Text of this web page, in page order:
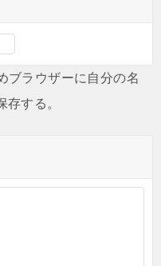
ブラウザーに自分の名
する。